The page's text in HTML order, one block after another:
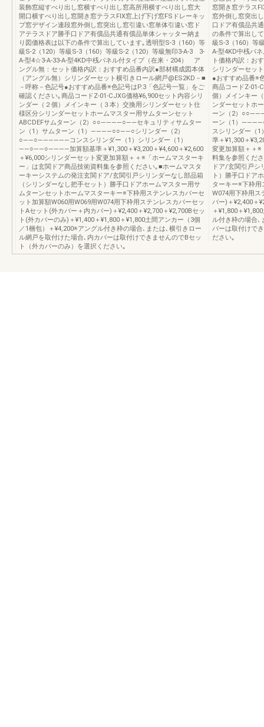
装飾窓縦すべり出し窓横すべり出し窓高所用横すべり出し窓大
開口横すべり出し窓開き窓テラスFIX窓上げ下げ窓FSドレーキッ
プ窓デザイン連段窓外倒し窓突出し窓引違い窓単体引違い窓ド
アテラスドア勝手口ドア有償品共通有償品単体シャッター納ま
り図価格表は以下の条件で算出しています｡透明型S-3（160）等
級S-2（120）等級S-3（160）等級S-2（120）等級無印3-A-3 3-
A-型4☆3-A-33-A-型4KD中桟パネル付タイプ（在来・204） ア
ングル無：セット価格内訳：おすすめ品番内訳●部材構成図本体
（アングル無）シリンダーセット横引きロール網戸@ES2KD－■
－呼称－色記号●おすすめ品番※色記号はP.3「色記号一覧」をご
確認ください｡商品コードZ-01-CJXG価格¥6,900セット内容シリ
ンダー（２個）メインキー（３本）交換用シリンダーセット仕
様区分シリンダーセットホームマスター用サムターンセット
ABCDEFサムターン（2）○○――――○――セキュリティサムター
ン（1）サムターン（1）――――○○――○シリンダー（2）
○――○――――――コンスシリンダー（1）シリンダー（1）
――○――○――――加算額基準＋¥1,300＋¥3,200＋¥4,600＋¥2,600
＋¥6,000シリンダーセット変更加算額＋＋※「ホームマスターキ
ー」は玄関ドア商品技術資料集を参照ください｡■ホームマスタ
ーキーシステムの発注玄関ドア/玄関引戸シリンダーなし部品箱
（シリンダーなし把手セット）勝手口ドアホームマスター用サ
ムターンセットホームマスターキー※下枠用ステンレスカバーセ
ット加算額W060用W069用W074用下枠用ステンレスカバーセッ
トAセット(外カバー＋内カバー)＋¥2,400＋¥2,700＋¥2,700Bセッ
ト(外カバーのみ)＋¥1,400＋¥1,800＋¥1,800土間アンカー（3個
／1梱包）＋¥4,200※アングル付き枠の場合､または､横引きロー
ル網戸を取付けた場合､内カバーは取付けできませんのでBセッ
ト（外カバーのみ）を選択ください｡
窓開き窓テラス
窓外倒し窓突出
口ドア有償品共
の条件で算出し
級S-3（160）等
A-型4KD中桟パ
ト価格内訳：お
シリンダーセッ
●おすすめ品番※
商品コードZ-01-
個）メインキー
ンダーセットホ
ーン（2）
ーン（1）
スシリンダー
準＋¥1,300＋
変更加算額＋＋※
料集を参照くだ
ドア/玄関引戸シ
ト）勝手口ドア
ターキー※下枠
W074用下枠用ス
バー)＋¥2,400＋
＋¥1,800＋
ル付き枠の場合､
バーは取付けで
ださい｡